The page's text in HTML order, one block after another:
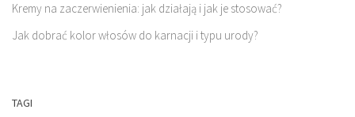
Kremy na zaczerwienienia: jak działają i jak je stosować?
Jak dobrać kolor włosów do karnacji i typu urody?
TAGI